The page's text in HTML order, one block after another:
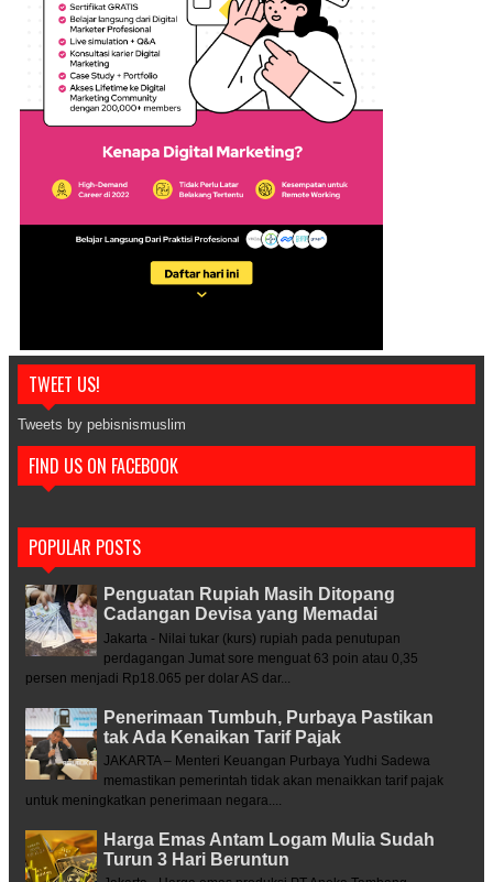
TWEET US!
Tweets by pebisnismuslim
FIND US ON FACEBOOK
POPULAR POSTS
Penguatan Rupiah Masih Ditopang
Cadangan Devisa yang Memadai
Jakarta - Nilai tukar (kurs) rupiah pada penutupan
perdagangan Jumat sore menguat 63 poin atau 0,35
persen menjadi Rp18.065 per dolar AS dar...
Penerimaan Tumbuh, Purbaya Pastikan
tak Ada Kenaikan Tarif Pajak
JAKARTA – Menteri Keuangan Purbaya Yudhi Sadewa
memastikan pemerintah tidak akan menaikkan tarif pajak
untuk meningkatkan penerimaan negara....
Harga Emas Antam Logam Mulia Sudah
Turun 3 Hari Beruntun